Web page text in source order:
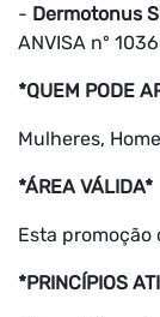
- Dermotonus
ANVISA nº
*QUEM PODE
Mulheres,
*ÁREA VÁLIDA*
Esta promoção
*PRINCÍPIOS